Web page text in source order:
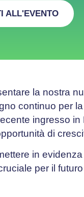
ALL'EVENTO
la nostra
continuo per
ingresso in
di
in
per il